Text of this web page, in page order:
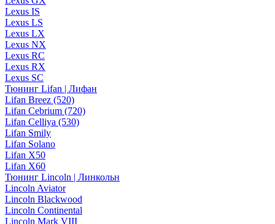
Lexus IS
Lexus LS
Lexus LX
Lexus NX
Lexus RC
Lexus RX
Lexus SC
Тюнинг Lifan | Лифан
Lifan Breez (520)
Lifan Cebrium (720)
Lifan Celliya (530)
Lifan Smily
Lifan Solano
Lifan X50
Lifan X60
Тюнинг Lincoln | Линкольн
Lincoln Aviator
Lincoln Blackwood
Lincoln Continental
Lincoln Mark VIII